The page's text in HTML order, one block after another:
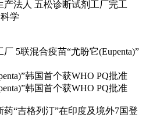
产法人 五松诊断试剂工厂完工
学
厂 5联混合疫苗“尤盼它(Eupenta)”
韩国首个获WHO PQ批准
韩国首个获WHO PQ批准
“吉格列汀”在印度及境外7国登